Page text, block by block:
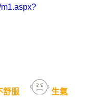
舒服 生氣